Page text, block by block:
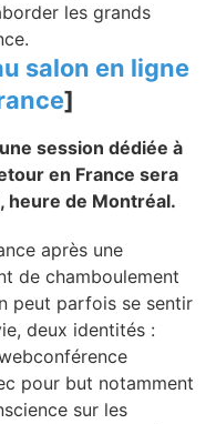
les grands
salon en ligne
]
session dédiée à
en France sera
heure de Montréal.
après une
de chamboulement
peut parfois se sentir
deux identités :
pour but notamment
sur les